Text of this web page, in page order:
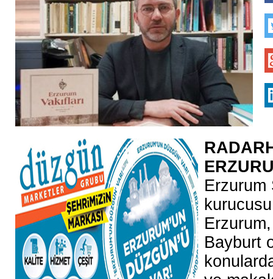
Erzurum
Bayburt